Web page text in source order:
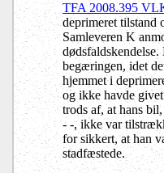
TFA 2008.395
deprimeret tilstand
Samleveren K
begæringen, idet
hjemmet i
og ikke havde
trods af, at hans
- -, ikke var
for sikkert, at han
stadfæstede.